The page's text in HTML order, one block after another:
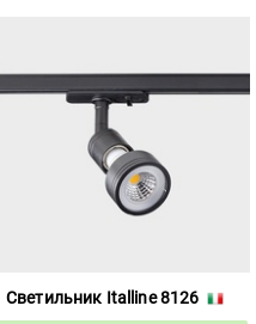
Светильник Italline 8126